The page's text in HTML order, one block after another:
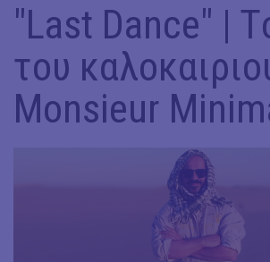
"Last Dance" |
του
Monsieur